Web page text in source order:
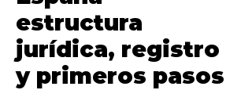
estructura
jurídica, registro
y primeros pasos